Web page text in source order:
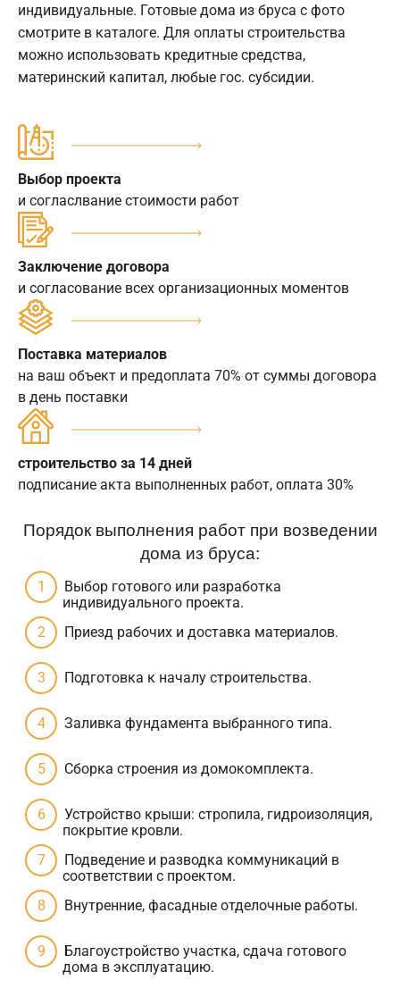
индивидуальные. Готовые дома из бруса с фото
смотрите в каталоге. Для оплаты строительства
можно использовать кредитные средства,
материнский капитал, любые гос. субсидии.
Выбор проекта
и согласлвание стоимости работ
Заключение договора
и согласование всех организационных моментов
Поставка материалов
на ваш объект и предоплата 70% от суммы договора
в день поставки
строительство за 14 дней
подписание акта выполненных работ, оплата 30%
Порядок выполнения работ при возведении
дома из бруса:
Выбор готового или разработка
индивидуального проекта.
Приезд рабочих и доставка материалов.
Подготовка к началу строительства.
Заливка фундамента выбранного типа.
Сборка строения из домокомплекта.
Устройство крыши: стропила, гидроизоляция,
покрытие кровли.
Подведение и разводка коммуникаций в
соответствии с проектом.
Внутренние, фасадные отделочные работы.
Благоустройство участка, сдача готового
дома в эксплуатацию.